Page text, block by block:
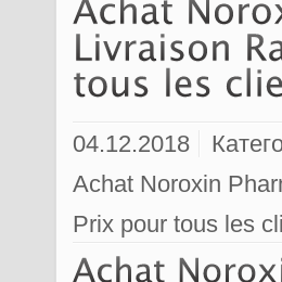
04.12.2018
Achat Noroxin
Prix pour tous les